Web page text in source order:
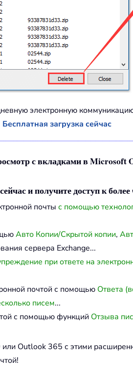
электронную
Бесплатная загрузка сейчас
с вкладками в Microsoft
и получите доступ к
почты с помощью
Авто Копии/Скрытой копии,
сервера Exchange...
при ответе на
почтой с помощью Ответа
писем...
с помощью функций Отзыва
Outlook 365 с этими